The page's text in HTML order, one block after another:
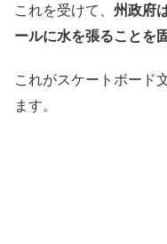
これを受けて、 州政府
ールに水を張ることを
これがスケートボード
ます。